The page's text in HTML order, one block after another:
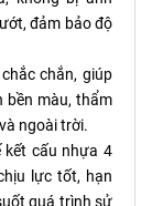
đảm bảo độ
chắn, giúp
bền màu, thẩm
ngoài trời.
kết cấu nhựa 4
lực tốt, hạn
quá trình sử